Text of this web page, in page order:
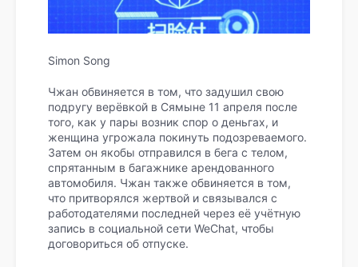
Simon Song
Чжан обвиняется в том, что задушил свою
подругу верёвкой в ​​Сямыне 11 апреля после
того, как у пары возник спор о деньгах, и
женщина угрожала покинуть подозреваемого.
Затем он якобы отправился в бега с телом,
спрятанным в багажнике арендованного
автомобиля. Чжан также обвиняется в том,
что притворялся жертвой и связывался с
работодателями последней через её учётную
запись в социальной сети WeChat, чтобы
договориться об отпуске.